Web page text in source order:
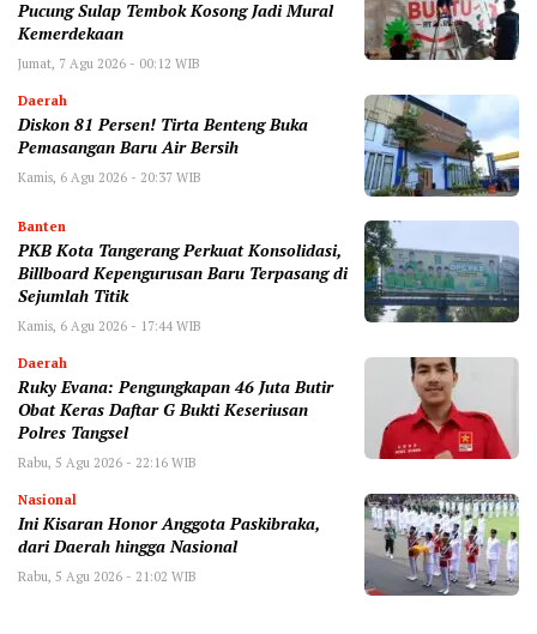
Pucung Sulap Tembok Kosong Jadi Mural
Kemerdekaan
Jumat, 7 Agu 2026 - 00:12 WIB
Daerah
Diskon 81 Persen! Tirta Benteng Buka
Pemasangan Baru Air Bersih
Kamis, 6 Agu 2026 - 20:37 WIB
Banten
‎PKB Kota Tangerang Perkuat Konsolidasi,
Billboard Kepengurusan Baru Terpasang di
Sejumlah Titik ‎
Kamis, 6 Agu 2026 - 17:44 WIB
Daerah
‎Ruky Evana: Pengungkapan 46 Juta Butir
Obat Keras Daftar G Bukti Keseriusan
Polres Tangsel
Rabu, 5 Agu 2026 - 22:16 WIB
Nasional
Ini Kisaran Honor Anggota Paskibraka,
dari Daerah hingga Nasional
Rabu, 5 Agu 2026 - 21:02 WIB